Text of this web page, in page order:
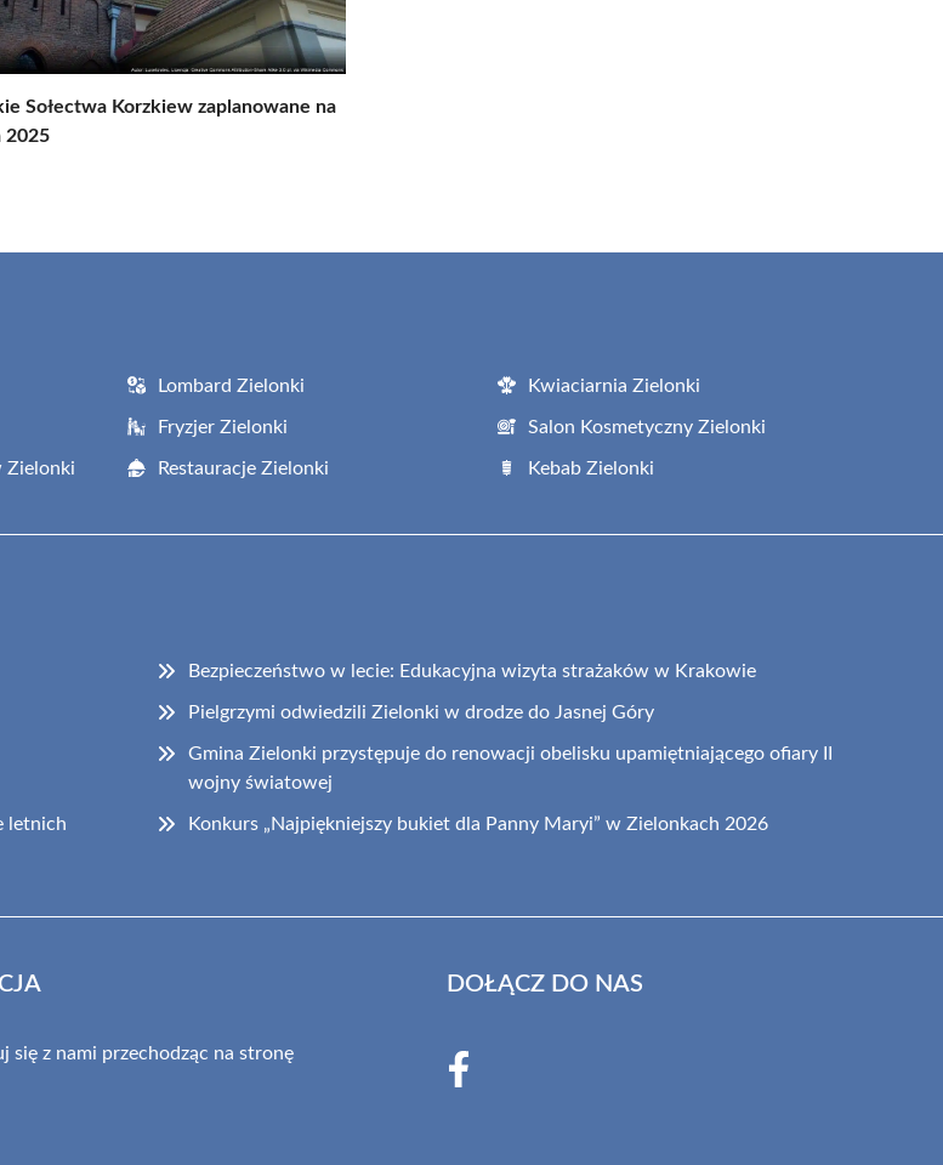
Sołectwa Korzkiew zaplanowane na
2025
Lombard Zielonki Kwiaciarnia Zielonki
Fryzjer Zielonki Salon Kosmetyczny Zielonki
Zielonki Restauracje Zielonki Kebab Zielonki
Bezpieczeństwo w lecie: Edukacyjna wizyta strażaków w Krakowie
Pielgrzymi odwiedzili Zielonki w drodze do Jasnej Góry
Gmina Zielonki przystępuje do renowacji obelisku upamiętniającego ofiary II
wojny światowej
letnich
Konkurs „Najpiękniejszy bukiet dla Panny Maryi” w Zielonkach 2026
się z nami przechodząc na stronę
DOŁĄCZ DO NAS